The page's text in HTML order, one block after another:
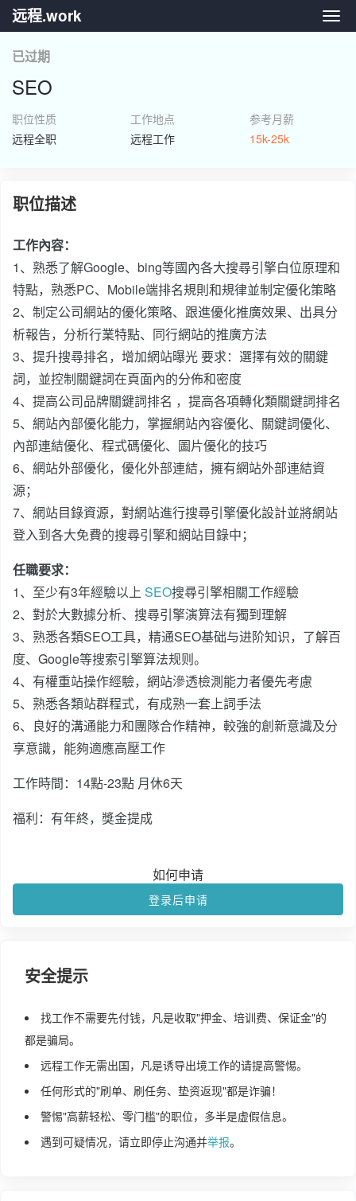
远
远程.work
已过期
SEO
职位性质
远程全职
工作地点
远程工作
参考月薪
15k-25k
职位描述
工作內容：
1、熟悉了解Google、bing等國內各大搜尋引擎白位原理和
特點，熟悉PC、Mobile端排名規則和規律並制定優化策略
2、制定公司網站的優化策略、跟進優化推廣效果、出具分
析報告，分析行業特點、同行網站的推廣方法
3、提升搜尋排名，增加網站曝光 要求：選擇有效的關鍵
詞，並控制關鍵詞在頁面內的分佈和密度
4、提高公司品牌關鍵詞排名 ，提高各項轉化類關鍵詞排名
5、網站內部優化能力，掌握網站內容優化、關鍵詞優化、
內部連結優化、程式碼優化、圖片優化的技巧
6、網站外部優化，優化外部連結，擁有網站外部連結資
源；
7、網站目錄資源，對網站進行搜尋引擎優化設計並將網站
登入到各大免費的搜尋引擎和網站目錄中；
任職要求：
1、至少有3年經驗以上 SEO搜尋引擎相關工作經驗
2、對於大數據分析、搜尋引擎演算法有獨到理解
3、熟悉各類SEO工具，精通SEO基础与进阶知识，了解百
度、Google等搜索引擎算法规则。
4、有權重站操作經驗，網站滲透檢測能力者優先考慮
5、熟悉各類站群程式，有成熟一套上詞手法
6、良好的溝通能力和團隊合作精神，較強的創新意識及分
享意識，能夠適應高壓工作
工作時間：14點-23點 月休6天
福利：有年終，獎金提成
如何申请
登录后申请
安全提示
找工作不需要先付钱，凡是收取"押金、培训费、保证金"的
都是骗局。
远程工作无需出国，凡是诱导出境工作的请提高警惕。
任何形式的"刷单、刷任务、垫资返现"都是诈骗！
警惕"高薪轻松、零门槛"的职位，多半是虚假信息。
遇到可疑情况，请立即停止沟通并举报。